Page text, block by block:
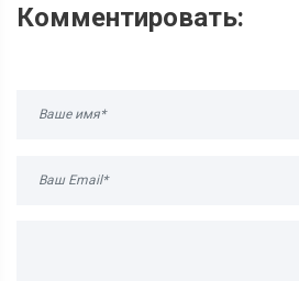
Комментировать: